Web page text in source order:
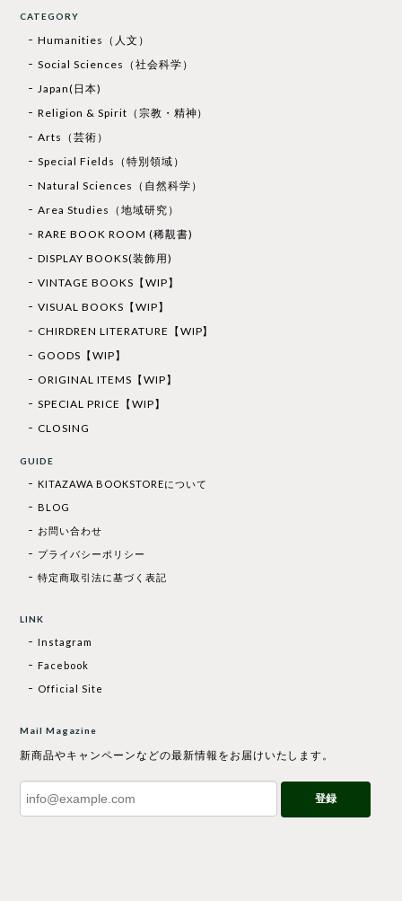
CATEGORY
Humanities（人文）
Social Sciences（社会科学）
Japan(日本)
Religion & Spirit（宗教・精神）
Arts（芸術）
Special Fields（特別領域）
Natural Sciences（自然科学）
Area Studies（地域研究）
RARE BOOK ROOM (稀覯書)
DISPLAY BOOKS(装飾用)
VINTAGE BOOKS【WIP】
VISUAL BOOKS【WIP】
CHIRDREN LITERATURE【WIP】
GOODS【WIP】
ORIGINAL ITEMS【WIP】
SPECIAL PRICE【WIP】
CLOSING
GUIDE
KITAZAWA BOOKSTOREについて
BLOG
お問い合わせ
プライバシーポリシー
特定商取引法に基づく表記
LINK
Instagram
Facebook
Official Site
Mail Magazine
新商品やキャンペーンなどの最新情報をお届けいたします。
登録